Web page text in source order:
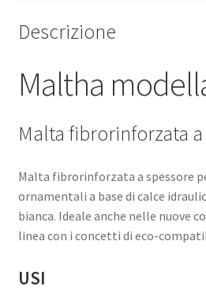
Descrizione
Maltha
Malta fibrorinforzata
Malta fibrorinforzata a spessore
ornamentali a base di calce
bianca. Ideale anche nelle nuove
linea con i concetti di eco-
USI